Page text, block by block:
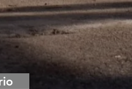
años, shows en general.